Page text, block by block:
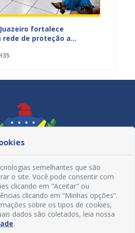
fortalece
rede de proteção a
Redes Sociais
semelhantes que são
o site. Você pode consentir com
clicando em "Aceitar" ou
clicando em “Minhas opções”.
sobre os tipos de cookies,
dados são coletados, leia nossa
.